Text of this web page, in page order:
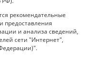
рекомендательные
предоставления
и анализа сведений,
сети "Интернет",